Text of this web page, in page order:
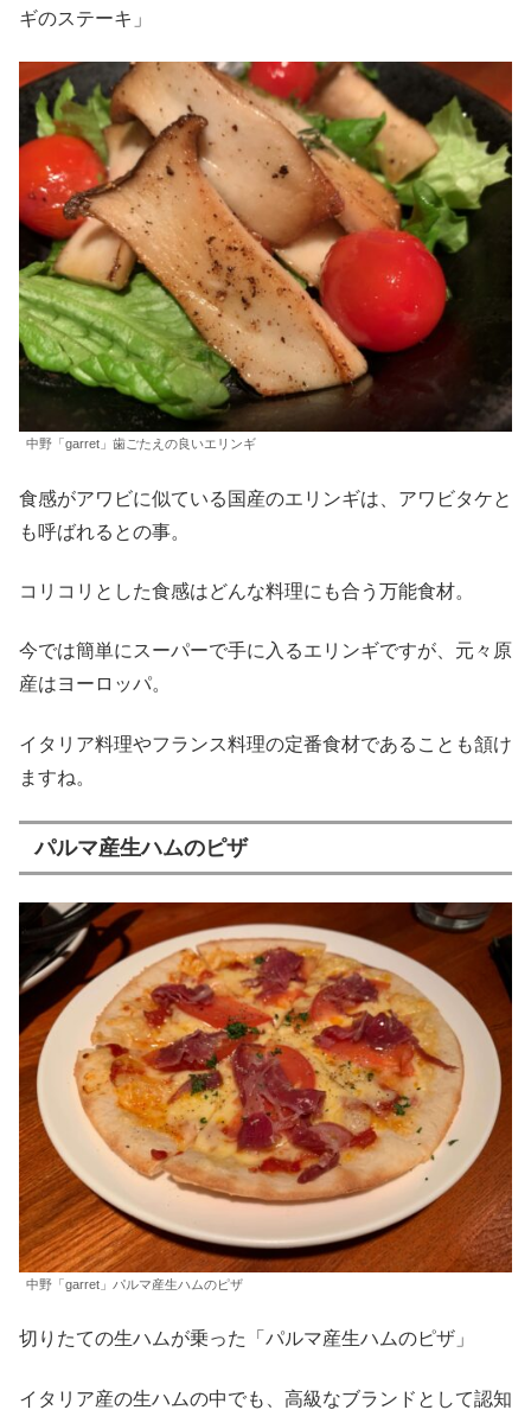
ギのステーキ」
中野「garret」歯ごたえの良いエリンギ
食感がアワビに似ている国産のエリンギは、アワビタケと
も呼ばれるとの事。
コリコリとした食感はどんな料理にも合う万能食材。
今では簡単にスーパーで手に入るエリンギですが、元々原
産はヨーロッパ。
イタリア料理やフランス料理の定番食材であることも頷け
ますね。
パルマ産生ハムのピザ
中野「garret」パルマ産生ハムのピザ
切りたての生ハムが乗った「パルマ産生ハムのピザ」
イタリア産の生ハムの中でも、高級なブランドとして認知